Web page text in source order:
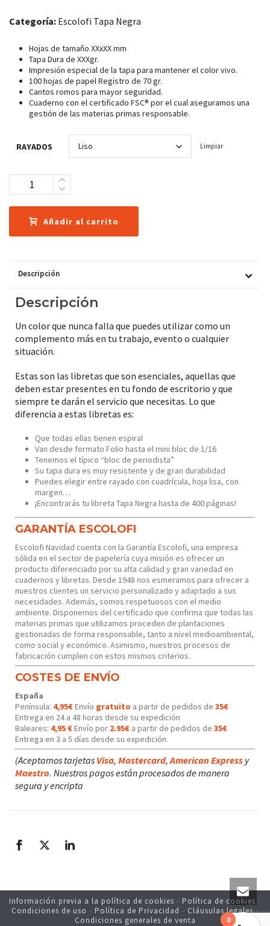
Categoría: Escolofi Tapa Negra
Hojas de tamaño XXxXX mm
Tapa Dura de XXXgr.
Impresión especial de la tapa para mantener el color vivo.
100 hojas de papel Registro de 70 gr.
Cantos romos para mayor seguridad.
Cuaderno con el certificado FSC® por el cual aseguramos una
gestión de las materias primas responsable.
RAYADOS Limpiar
Cantidad
Añadir al carrito
Descripción
Descripción
Un color que nunca falla que puedes utilizar como un
complemento más en tu trabajo, evento o cualquier
situación.
Estas son las libretas que son esenciales, aquellas que
deben estar presentes en tu fondo de escritorio y que
siempre te darán el servicio que necesitas. Lo que
diferencia a estas libretas es:
Que todas ellas tienen espiral
Van desde formato Folio hasta el mini bloc de 1/16
Tenemos el típico “bloc de periodista”
Su tapa dura es muy resistente y de gran durabilidad
Puedes elegir entre rayado con cuadrícula, hoja lisa, con
margen…
¡Encontrarás tu libreta Tapa Negra hasta de 400 páginas!
GARANTÍA ESCOLOFI
Escolofi Navidad cuenta con la Garantía Escolofi, una empresa
sólida en el sector de papelería cuya misión es ofrecer un
producto diferenciado por su alta calidad y gran variedad en
cuadernos y libretas. Desde 1948 nos esmeramos para ofrecer a
nuestros clientes un servicio personalizado y adaptado a sus
necesidades. Además, somos respetuosos con el medio
ambiente. Disponemos del certificado que confirma que todas las
materias primas que utilizamos proceden de plantaciones
gestionadas de forma responsable, tanto a nivel medioambiental,
como social y económico. Asimismo, nuestros procesos de
fabricación cumplen con estos mismos criterios.
COSTES DE ENVÍO
España
Península: 4,95€Envío gratuito a partir de pedidos de 35€
Entrega en 24 a 48 horas desde su expedición
Baleares: 4,95 €Envío por 2.95€ a partir de pedidos de 35€
Entrega en 3 a 5 días desde su expedición.
(Aceptamos tarjetas Visa, Mastercard,American Express y
Maestro. Nuestros pagos están procesados de manera
segura y encripta
Información previa a la política de cookies - Política de cookies -
Condiciones de uso - Política de Privacidad - Cláusulas legales-
Condiciones generales de venta
0